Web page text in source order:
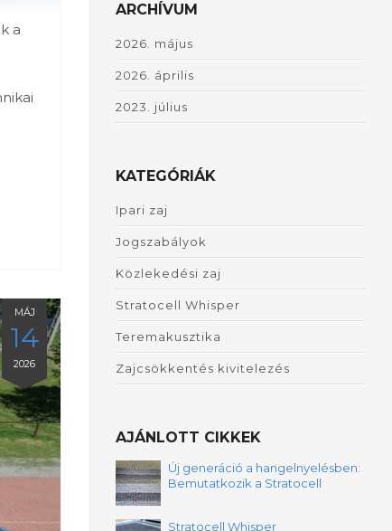
a
MÁJ
14
2026
ARCHÍVUM
2026. május
2026. április
2023. július
KATEGÓRIÁK
Ipari zaj
Jogszabályok
Közlekedési zaj
Stratocell Whisper
Teremakusztika
Zajcsökkentés kivitelezés
AJÁNLOTT CIKKEK
Új generáció a hangelnyelésben:
Bemutatkozik a Stratocell
Stratocell Whisper